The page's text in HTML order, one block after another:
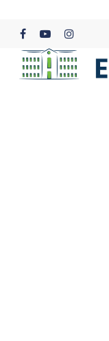
content
facebookyoutubeinstagram